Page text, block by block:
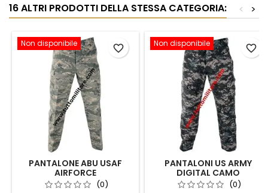
16 ALTRI PRODOTTI DELLA STESSA CATEGORIA: >
<
Non disponibile
PANTALONE ABU USAF
AIRFORCE
(0)
favorite_border Non disponibile
PANTALONI US ARMY
DIGITAL CAMO
(0)
favorite_border